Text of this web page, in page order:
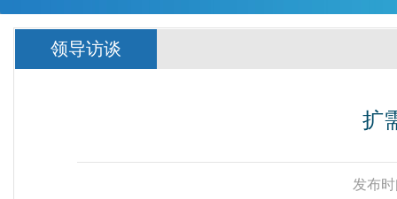
领导访谈
扩
发布